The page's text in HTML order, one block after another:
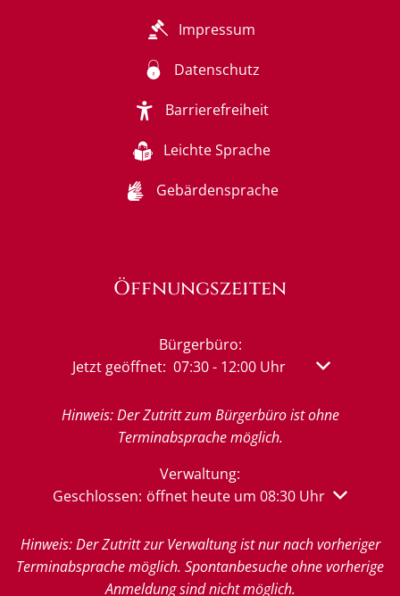
Impressum
Datenschutz
Barrierefreiheit
Leichte Sprache
Gebärdensprache
Öffnungszeiten
Bürgerbüro:
Klicken, um weitere Öffnungs- oder
Jetzt geöffnet: 07:30- 12:00Uhr Von 07:30
Hinweis: Der Zutritt zum Bürgerbüro ist ohne
Terminabsprache möglich.
Verwaltung:
Klicken, um weitere Öffnungs- oder Schließzeiten
Geschlossen: öffnet heute um 08:30 Uhr
Hinweis: Der Zutritt zur Verwaltung ist nur nach vorheriger
Terminabsprache möglich. Spontanbesuche ohne vorherige
Anmeldung sind nicht möglich.